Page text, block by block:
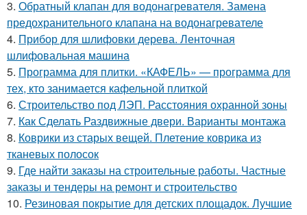
3. Обратный клапан для водонагревателя. Замена
предохранительного клапана на водонагревателе
4. Прибор для шлифовки дерева. Ленточная
шлифовальная машина
5. Программа для плитки. «КАФЕЛЬ» — программа для
тех, кто занимается кафельной плиткой
6. Строительство под ЛЭП. Расстояния охранной зоны
7. Как Сделать Раздвижные двери. Варианты монтажа
8. Коврики из старых вещей. Плетение коврика из
тканевых полосок
9. Где найти заказы на строительные работы. Частные
заказы и тендеры на ремонт и строительство
10. Резиновая покрытие для детских площадок. Лучшие